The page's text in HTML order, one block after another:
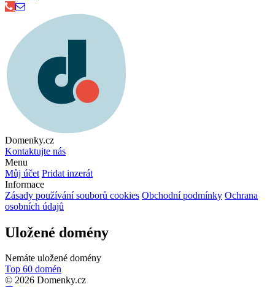
Domenky.cz
Kontaktujte nás
Menu
Můj účet Pridat inzerát
Informace
Zásady používání souborů cookies Obchodní podmínky Ochrana
osobních údajů
Uložené domény
Nemáte uložené domény
Top 60 domén
© 2026 Domenky.cz